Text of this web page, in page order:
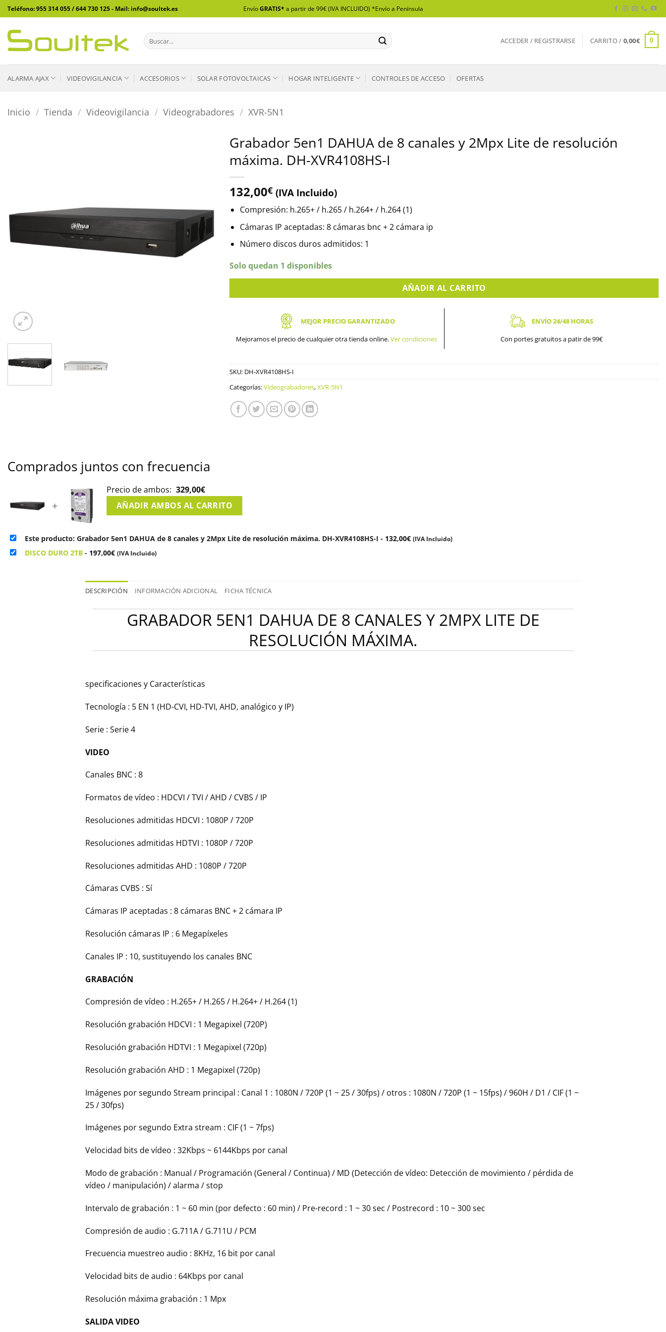
Saltar
al
contenido
Teléfono: 955 314 055 / 644 730 125 - Mail: info@soultek.es EnvíoGRATIS* a partir de 99€ (IVA INCLUIDO) *Envío a Península
Buscar
por:
ACCEDER / REGISTRARSE CARRITO / 0,00€ 0
ALARMA AJAX VIDEOVIGILANCIA ACCESORIOS SOLAR FOTOVOLTAICAS HOGAR INTELIGENTE CONTROLES DE ACCESO OFERTAS
Inicio / Tienda / Videovigilancia / Videograbadores / XVR-5N1
Grabador 5en1 DAHUA de 8 canales y 2Mpx Lite de resolución
máxima. DH-XVR4108HS-I
132,00€ (IVA Incluido)
Compresión: h.265+ / h.265 / h.264+ / h.264 (1)
Cámaras IP aceptadas: 8 cámaras bnc + 2 cámara ip
Número discos duros admitidos: 1
Solo quedan 1 disponibles
AÑADIR AL CARRITO
MEJOR PRECIO GARANTIZADO
Mejoramos el precio de cualquier otra tienda online.Ver condiciones
ENVÍO 24/48 HORAS
Con portes gratuitos a patir de 99€
SKU: DH-XVR4108HS-I
Categorías:Videograbadores,XVR-5N1
Comprados juntos con frecuencia
+
Precio de ambos: 329,00€
AÑADIR AMBOS AL CARRITO
Este producto: Grabador 5en1 DAHUA de 8 canales y 2Mpx Lite de resolución máxima. DH-XVR4108HS-I - 132,00€ (IVA Incluido)
DISCO DURO 2TB - 197,00€ (IVA Incluido)
DESCRIPCIÓN INFORMACIÓN ADICIONAL FICHA TÉCNICA
GRABADOR 5EN1 DAHUA DE 8 CANALES Y 2MPX LITE DE
RESOLUCIÓN MÁXIMA.
specificaciones y Características
Tecnología : 5 EN 1 (HD-CVI, HD-TVI, AHD, analógico y IP)
Serie : Serie 4
VIDEO
Canales BNC : 8
Formatos de vídeo : HDCVI / TVI / AHD / CVBS / IP
Resoluciones admitidas HDCVI : 1080P / 720P
Resoluciones admitidas HDTVI : 1080P / 720P
Resoluciones admitidas AHD : 1080P / 720P
Cámaras CVBS : Sí
Cámaras IP aceptadas : 8 cámaras BNC + 2 cámara IP
Resolución cámaras IP : 6 Megapíxeles
Canales IP : 10, sustituyendo los canales BNC
GRABACIÓN
Compresión de vídeo : H.265+ / H.265 / H.264+ / H.264 (1)
Resolución grabación HDCVI : 1 Megapixel (720P)
Resolución grabación HDTVI : 1 Megapixel (720p)
Resolución grabación AHD : 1 Megapixel (720p)
Imágenes por segundo Stream principal : Canal 1 : 1080N / 720P (1 ~ 25 / 30fps) / otros : 1080N / 720P (1 ~ 15fps) / 960H / D1 / CIF (1 ~
25 / 30fps)
Imágenes por segundo Extra stream : CIF (1 ~ 7fps)
Velocidad bits de vídeo : 32Kbps ~ 6144Kbps por canal
Modo de grabación : Manual / Programación (General / Continua) / MD (Detección de vídeo: Detección de movimiento / pérdida de
vídeo / manipulación) / alarma / stop
Intervalo de grabación : 1 ~ 60 min (por defecto : 60 min) / Pre-record : 1 ~ 30 sec / Postrecord : 10 ~ 300 sec
Compresión de audio : G.711A / G.711U / PCM
Frecuencia muestreo audio : 8KHz, 16 bit por canal
Velocidad bits de audio : 64Kbps por canal
Resolución máxima grabación : 1 Mpx
SALIDA VIDEO